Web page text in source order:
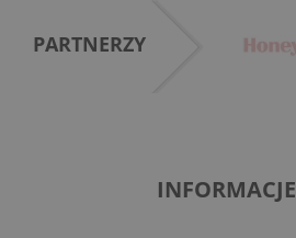
PARTNERZY
INFORMACJE